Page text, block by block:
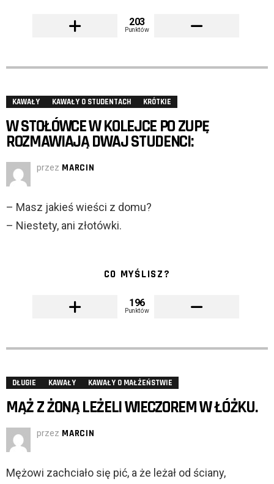
203
Punktów
KAWAŁY KAWAŁY O STUDENTACH KRÓTKIE
W STOŁÓWCE W KOLEJCE PO ZUPĘ
ROZMAWIAJĄ DWAJ STUDENCI:
przez MARCIN
– Masz jakieś wieści z domu?
– Niestety, ani złotówki.
CO MYŚLISZ?
196
Punktów
DŁUGIE KAWAŁY KAWAŁY O MAŁŻEŃSTWIE
MĄŻ Z ŻONĄ LEŻELI WIECZOREM W ŁÓŻKU.
przez MARCIN
Mężowi zachciało się pić, a że leżał od ściany,